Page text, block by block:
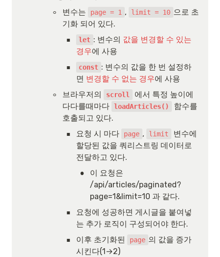
◦ 변수는 page = 1 , limit = 10 으로 초
기화 되어 있다.
▪ let : 변수의 값을 변경할 수 있는
경우에 사용
▪ const : 변수의 값을 한 번 설정하
면 변경할 수 없는 경우에 사용
◦ 브라우저의 scroll
에서 특정 높이에
다다를때마다 loadArticles()
함수를
호출되고 있다.
▪ 요청 시 마다 page , limit
변수에
할당된 값을 쿼리스트링 데이터로
전달하고 있다.
•
이 요청은
/api/articles/paginated?
page=1&limit=10 과 같다.
▪
요청에 성공하면 게시글을 붙여넣
는 추가 로직이 구성되어야 한다.
▪ 이후 초기화된 page 의 값을 증가
시킨다(1→2)